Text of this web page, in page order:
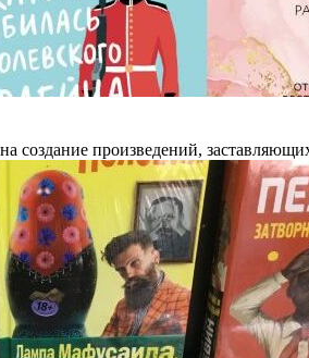
создание произведений,